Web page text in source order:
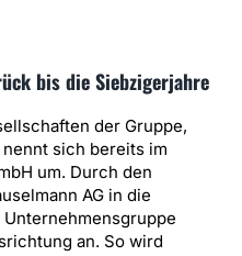
bis die Siebzigerjahre
der Gruppe,
nennt sich bereits im
um. Durch den
AG in die
an. So wird